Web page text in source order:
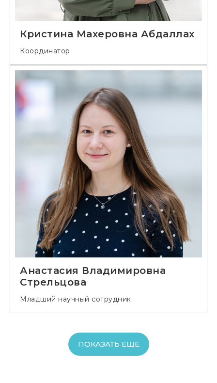
Кристина Махеровна Абдаллах
Координатор
Анастасия Владимировна
Стрельцова
Младший научный сотрудник
ПОКАЗАТЬ ЕЩЕ